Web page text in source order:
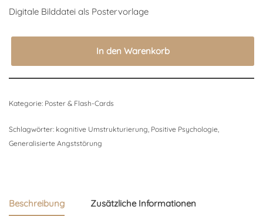
Digitale Bilddatei als Postervorlage
In den Warenkorb
Kategorie: Poster & Flash-Cards
Schlagwörter: kognitive Umstrukturierung, Positive Psychologie,
Generalisierte Angststörung
Beschreibung Zusätzliche Informationen